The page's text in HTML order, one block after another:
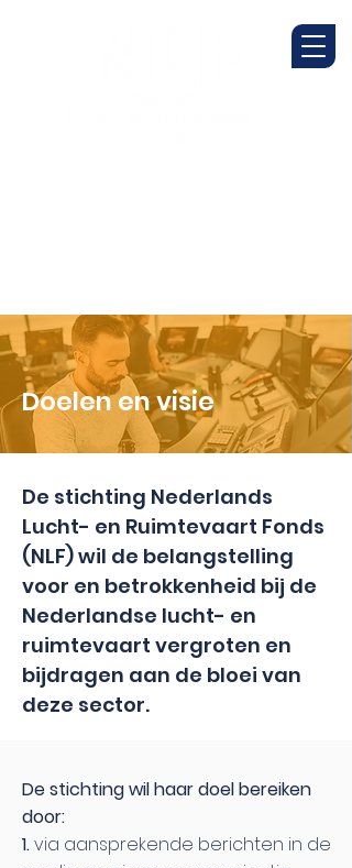
Doelen en visie
De stichting Nederlands
Lucht- en Ruimtevaart Fonds
(NLF) wil de belangstelling
voor en betrokkenheid bij de
Nederlandse lucht- en
ruimtevaart vergroten en
bijdragen aan de bloei van
deze sector.
De stichting wil haar doel bereiken
door:
1.via aansprekende berichten in de